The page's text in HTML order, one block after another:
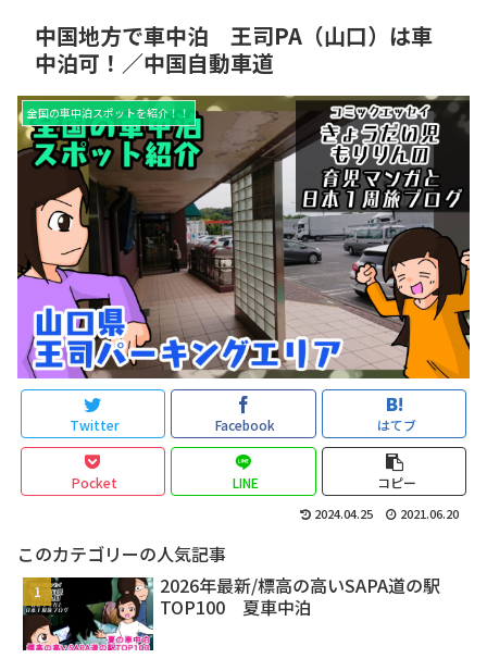
中国地方で車中泊 王司PA（山口）は車
中泊可！／中国自動車道
全国の車中泊スポットを紹介！！
Twitter Facebook はてブ
Pocket LINE コピー
2024.04.25 2021.06.20
このカテゴリーの人気記事
2026年最新/標高の高いSAPA道の駅
TOP100 夏車中泊